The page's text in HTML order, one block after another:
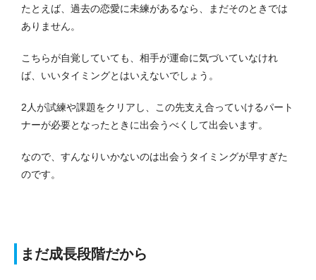
たとえば、過去の恋愛に未練があるなら、まだそのときでは
ありません。
こちらが自覚していても、相手が運命に気づいていなけれ
ば、いいタイミングとはいえないでしょう。
2人が試練や課題をクリアし、この先支え合っていけるパート
ナーが必要となったときに出会うべくして出会います。
なので、すんなりいかないのは出会うタイミングが早すぎた
のです。
まだ成長段階だから